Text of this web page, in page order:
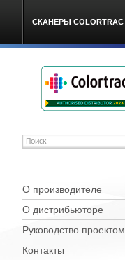
СКАНЕРЫ COLORTRAC
О производителе
О дистрибьюторе
Руководство проектом
Контакты